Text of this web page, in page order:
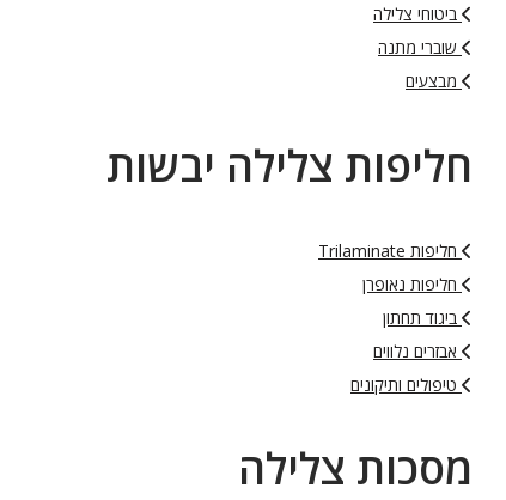
ביטוחי צלילה
שוברי מתנה
מבצעים
חליפות צלילה יבשות
חליפות Trilaminate
חליפות נאופרן
ביגוד תחתון
אבזרים נלווים
טיפולים ותיקונים
מסכות צלילה